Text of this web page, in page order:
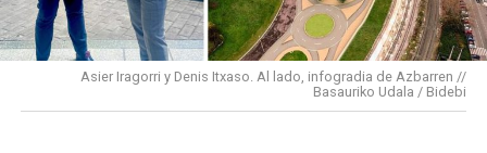
para mucho. En Medio Ambiente destacaría el
impulso para la creación de huertos urbanos,la
elaboración del Plan General de Actuación Energética,
el Plan de Acción contra el Ruido y la instalación de
Asier Iragorri y Denis Itxaso. Al lado, infogradia de Azbarren //
Basauriko Udala / Bidebi